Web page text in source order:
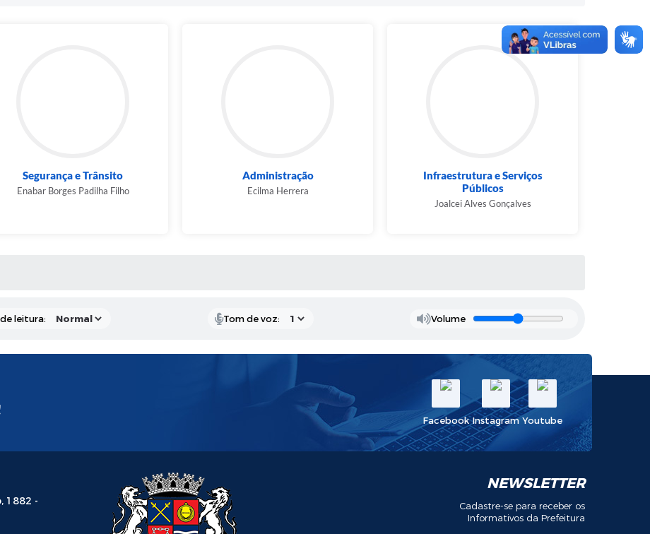
Segurança e Trânsito
Enabar Borges Padilha Filho
Administração
Ecilma Herrera
Infraestrutura e Serviços
Públicos
Joalcei Alves Gonçalves
leitura: Tom de voz: Volume
Facebook Instagram Youtube
1882 -
NEWSLETTER
Cadastre-se para receber os
Informativos da Prefeitura